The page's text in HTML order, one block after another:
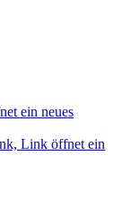
ein neues
Link öffnet ein